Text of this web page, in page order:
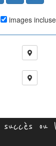
images
ou